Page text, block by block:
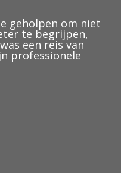
geholpen om niet
te begrijpen,
een reis van
professionele